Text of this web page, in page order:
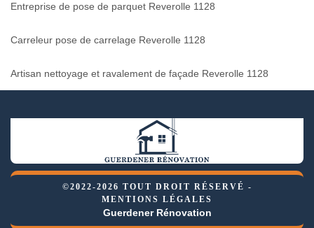
Entreprise de pose de parquet Reverolle 1128
Carreleur pose de carrelage Reverolle 1128
Artisan nettoyage et ravalement de façade Reverolle 1128
©2022-2026 TOUT DROIT RÉSERVÉ -
MENTIONS LÉGALES
Guerdener Rénovation